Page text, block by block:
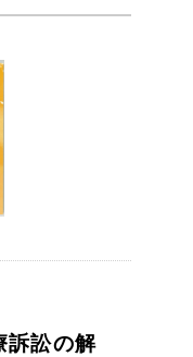
訴訟の解